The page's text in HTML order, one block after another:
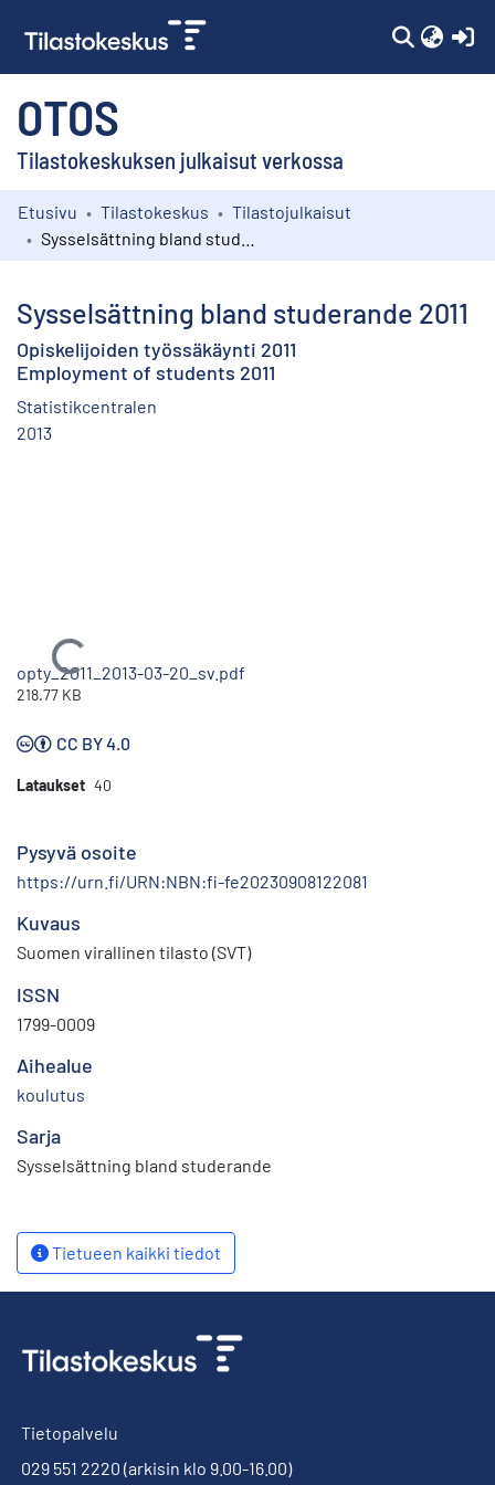
OTOS
Tilastokeskuksen julkaisut verkossa
Kokoelmat
Etusivu Tilastokeskus
Tilastojulkaisut
Sysselsättning bland studerande 2011
Opiskelijoiden työssäkäynti 2011
Employment of students 2011
Statistikcentralen
2013
Ladataan...
opty_2011_2013-03-20_sv.pdf
218.77 KB
CC BY 4.0
Lataukset 40
Pysyvä osoite
https://urn.fi/URN:NBN:fi-fe20230908122081
Kuvaus
Suomen virallinen tilasto (SVT)
ISSN
1799-0009
Aihealue
koulutus
Sarja
Sysselsättning bland studerande
Tietueen kaikki tiedot
Tietopalvelu
029 551 2220 (arkisin klo 9.00-16.00)